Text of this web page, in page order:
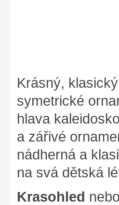
Krásný,
symetrické
hlava
a zářivé
nádherná a
na svá dětská
Krasohled